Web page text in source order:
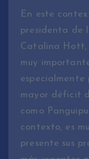
En este
presidenta de
Catalina Hott,
muy
especialmente
mayor déficit
como
contexto, es
presente sus